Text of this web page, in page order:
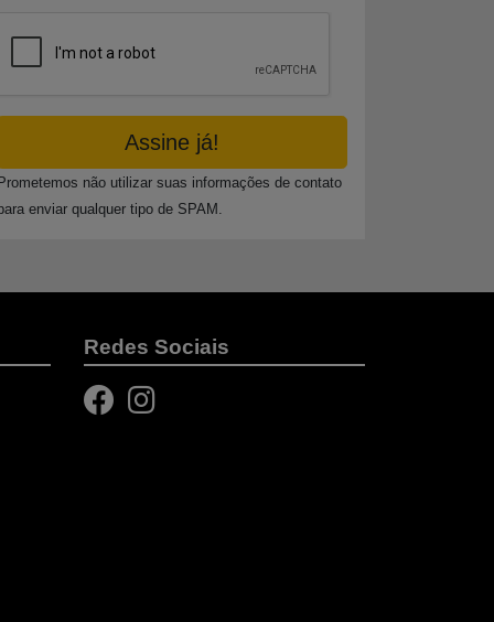
Assine já!
Prometemos não utilizar suas informações de contato
enviar qualquer tipo de SPAM.
Redes Sociais